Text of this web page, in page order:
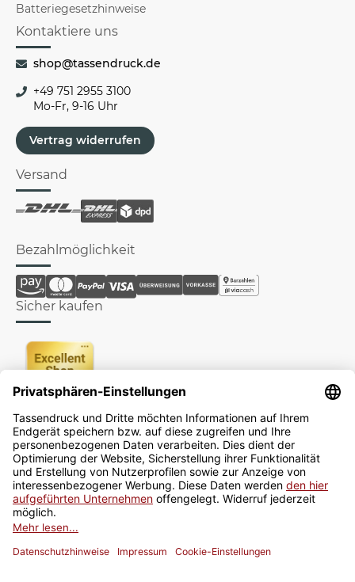
Batteriegesetzhinweise
Kontaktiere uns
shop@tassendruck.de
+49 751 2955 3100
Mo-Fr, 9-16 Uhr
Vertrag widerrufen
Versand
Bezahlmöglichkeit
Sicher kaufen
Newsletter